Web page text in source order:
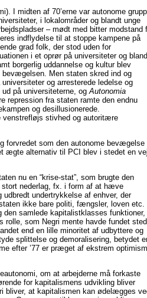
I midten af 70’erne var autonome
i lokalområder og blandt unge
– mødt med bitter modstand
indflydelse til at stoppe kampene på
grad folk, der stod uden for
i et oprør på universiteter og
borgerlig uddannelse og kultur blev
Men staten skred ind og
og arresterede ledelse og
på universiteterne, og Autonomia
repression fra staten ramte den endnu
og desillusionerede.
venstrefløjs stivhed og autoritære
forvredet som den autonome bevægelse
ægte alternativ til PCI blev i stedet en vej
nu en “krise-stat”, som brugte den
nederlag, fx. i form af at hæve
undertrykkelse af enhver, der
ikke bare politi, fængsler, loven etc.
samlede kapitalistklasses funktioner,
som Negri mente havde fundet sted,
end en lille minoritet af udbyttere og
splittelse og demoralisering, betydet
efter ’77 er præget af ekstrem
om at arbejderne må forkaste
for kapitalismens udvikling bliver
bliver, at kapitalismen kan ødelægges